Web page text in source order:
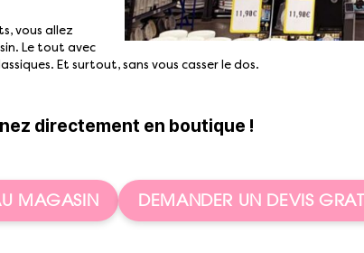
vous allez
Le tout avec
Et surtout, sans vous casser le dos.
directement en boutique !
MAGASIN DEMANDER UN DEVIS